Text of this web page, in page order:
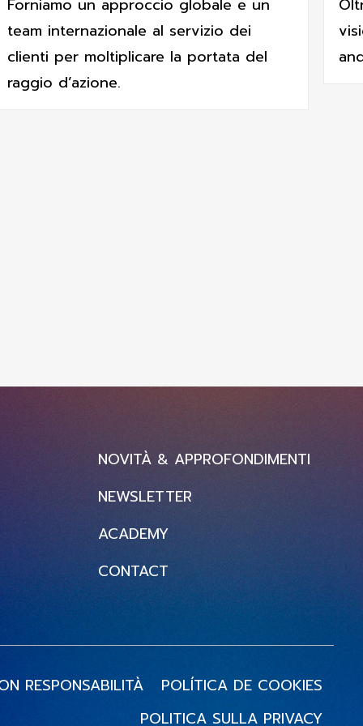
Forniamo un approccio globale e un
team internazionale al servizio dei
clienti per moltiplicare la portata del
raggio d’azione.
NOVITÀ & APPROFONDIMENTI
NEWSLETTER
ACADEMY
CONTACT
RESPONSABILITÀ
POLÍTICA DE COOKIES
POLITICA SULLA PRIVACY